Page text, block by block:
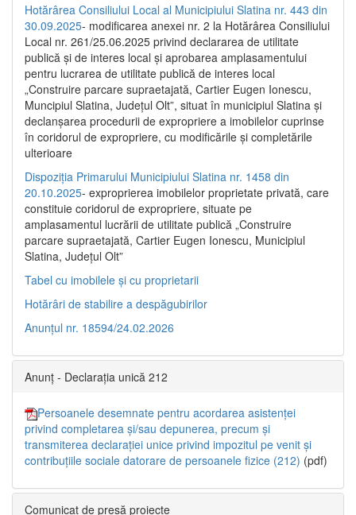
Hotărârea Consiliului Local al Municipiului Slatina nr. 443 din
30.09.2025- modificarea anexei nr. 2 la Hotărârea Consiliului
Local nr. 261/25.06.2025 privind declararea de utilitate
publică şi de interes local şi aprobarea amplasamentului
pentru lucrarea de utilitate publică de interes local
„Construire parcare supraetajată, Cartier Eugen Ionescu,
Muncipiul Slatina, Judeţul Olt”, situat în municipiul Slatina şi
declanşarea procedurii de expropriere a imobilelor cuprinse
în coridorul de expropriere, cu modificările şi completările
ulterioare
Dispoziția Primarului Municipiului Slatina nr. 1458 din
20.10.2025- exproprierea imobilelor proprietate privată, care
constituie coridorul de expropriere, situate pe
amplasamentul lucrării de utilitate publică „Construire
parcare supraetajată, Cartier Eugen Ionescu, Municipiul
Slatina, Județul Olt”
Tabel cu imobilele și cu proprietarii
Hotărâri de stabilire a despăgubirilor
Anunțul nr. 18594/24.02.2026
Anunț - Declarația unică 212
Persoanele desemnate pentru acordarea asistenței
privind completarea și/sau depunerea, precum și
transmiterea declarației unice privind impozitul pe venit și
contribuțiile sociale datorare de persoanele fizice (212) (pdf)
Comunicat de presă proiecte